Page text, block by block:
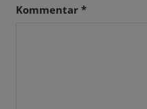
Kommentar *